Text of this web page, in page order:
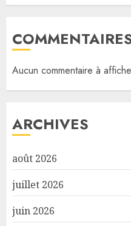
Aucun commentaire à
ARCHIVES
août 2026
juillet 2026
juin 2026